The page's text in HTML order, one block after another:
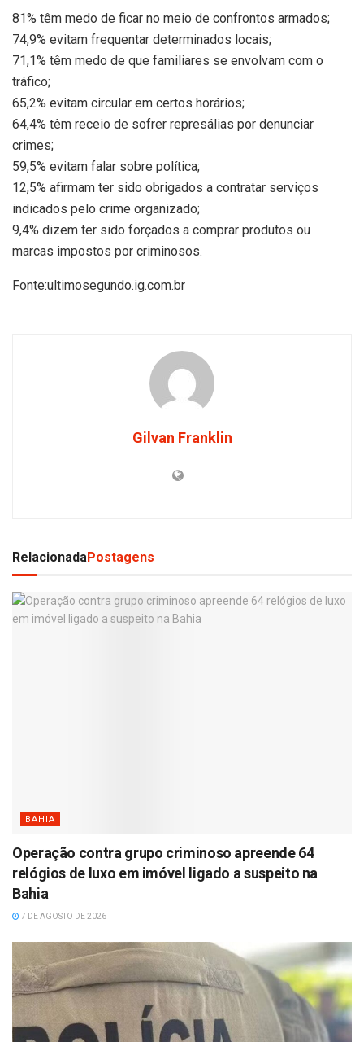
81% têm medo de ficar no meio de confrontos armados;
74,9% evitam frequentar determinados locais;
71,1% têm medo de que familiares se envolvam com o
tráfico;
65,2% evitam circular em certos horários;
64,4% têm receio de sofrer represálias por denunciar
crimes;
59,5% evitam falar sobre política;
12,5% afirmam ter sido obrigados a contratar serviços
indicados pelo crime organizado;
9,4% dizem ter sido forçados a comprar produtos ou
marcas impostos por criminosos.
Fonte:ultimosegundo.ig.com.br
Gilvan Franklin
RelacionadaPostagens
BAHIA
Operação contra grupo criminoso apreende 64
relógios de luxo em imóvel ligado a suspeito na
Bahia
7 DE AGOSTO DE 2026